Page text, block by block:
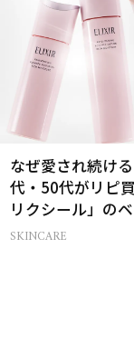
なぜ愛され続け
代・50代がリピ
リクシール」の
受賞名品3選
SKINCARE